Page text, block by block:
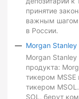
принятие
важным шагом
в России.
Morgan Stanley
Morgan
продукта:
тикером MSSE
тикером
SOL, берут